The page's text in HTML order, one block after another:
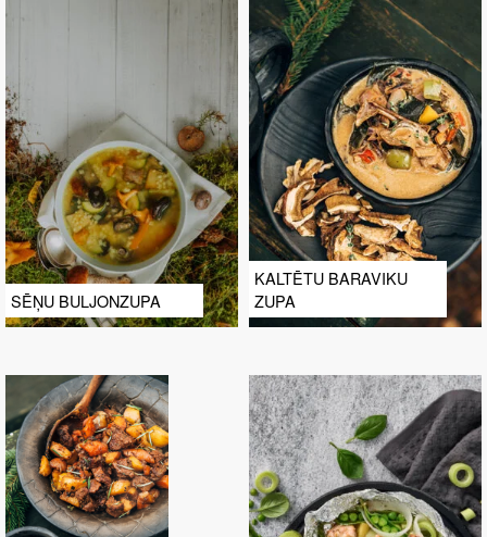
SĒŅU BULJONZUPA
KALTĒTU BARAVIKU
ZUPA